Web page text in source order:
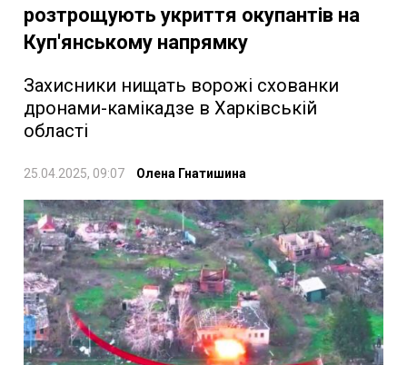
розтрощують укриття окупантів на
Куп'янському напрямку
Захисники нищать ворожі схованки
дронами-камікадзе в Харківській
області
25.04.2025, 09:07 Олена Гнатишина